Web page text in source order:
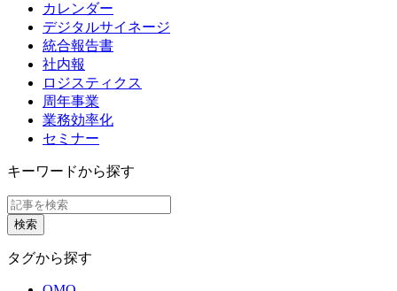
カレンダー
デジタルサイネージ
統合報告書
社内報
ロジスティクス
周年事業
業務効率化
セミナー
キーワードから探す
タグから探す